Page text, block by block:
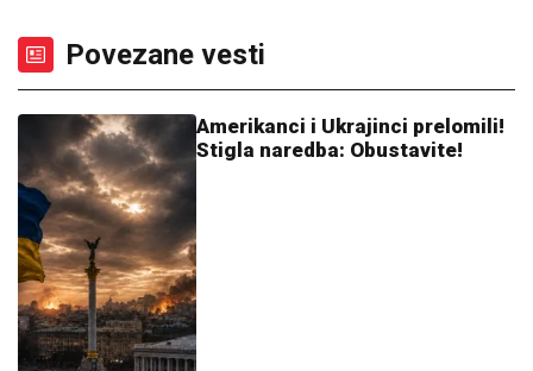
Povezane vesti
Amerikanci i Ukrajinci prelomili!
Stigla naredba: Obustavite!